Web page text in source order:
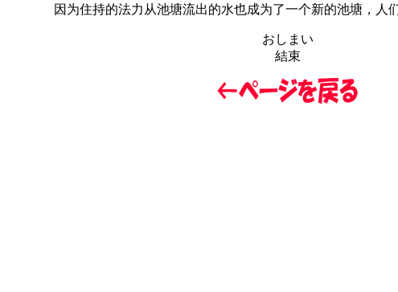
因为住持的法力从池塘流出的水也成为了一个新的池塘，人
おしまい
結束